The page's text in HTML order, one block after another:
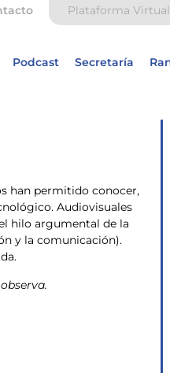
Plataforma Virtual
Podcast Secretaría
han permitido conocer,
Audiovisuales
hilo argumental de la
y la comunicación).